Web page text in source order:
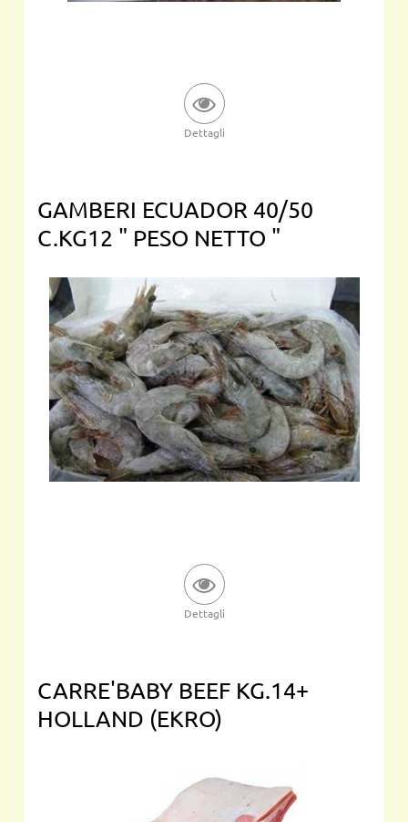
Dettagli
GAMBERI ECUADOR 40/50
C.KG12 " PESO NETTO "
Dettagli
CARRE'BABY BEEF KG.14+
HOLLAND (EKRO)